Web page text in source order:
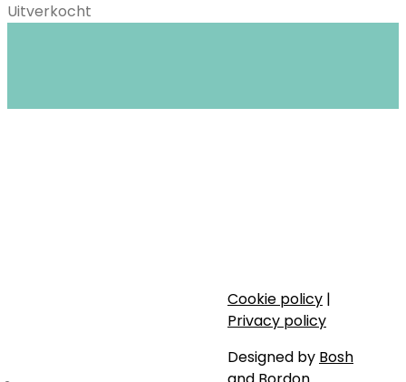
Uitverkocht
Cookie policy |
Privacy policy
Designed by Bosh